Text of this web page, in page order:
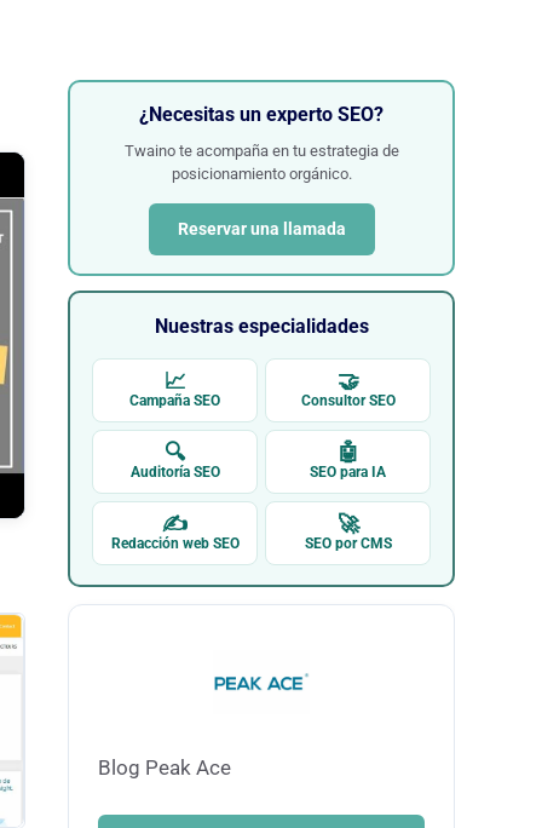
¿Necesitas un experto SEO?
Twaino te acompaña en tu estrategia de
posicionamiento orgánico.
Reservar una llamada
Nuestras especialidades
📈
Campaña SEO
🤝
Consultor SEO
🔍
Auditoría SEO
🤖
SEO para IA
✍
Redacción web SEO
🚀
SEO por CMS
Blog Peak Ace